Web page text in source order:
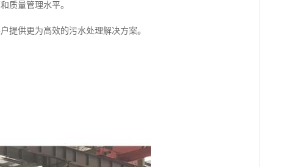
质量管理水平。
提供更为高效的污水处理解决方案。